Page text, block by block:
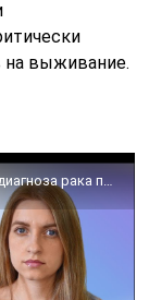
выживание.